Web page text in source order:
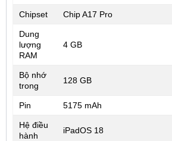
Chipset Chip A17 Pro
Dung
lượng
RAM
4 GB
Bộ nhớ
trong
128 GB
Pin 5175 mAh
Hệ điều
hành
iPadOS 18